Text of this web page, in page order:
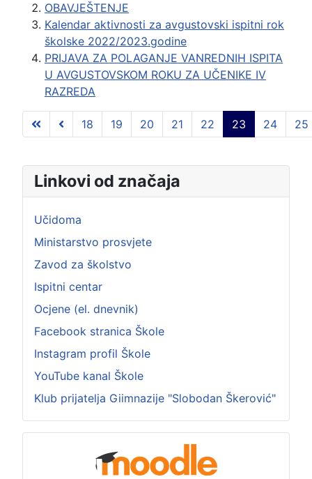
OBAVJEŠTENJE
Kalendar aktivnosti za avgustovski ispitni rok
školske 2022/2023.godine
PRIJAVA ZA POLAGANJE VANREDNIH ISPITA
U AVGUSTOVSKOM ROKU ZA UČENIKE IV
RAZREDA
Strana 23 od 103
18 19 20 21 22 23 24 25
Linkovi od značaja
Učidoma
Ministarstvo prosvjete
Zavod za školstvo
Ispitni centar
Ocjene (el. dnevnik)
Facebook stranica Škole
Instagram profil Škole
YouTube kanal Škole
Klub prijatelja Giimnazije "Slobodan Škerović"